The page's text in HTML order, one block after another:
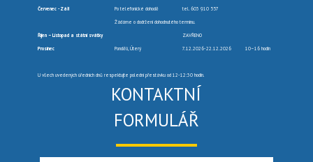
Červenec -Září Po telefonické dohodě tel. 603 910 557
Žádáme o dodržení dohodnutého termínu.
Říjen – Listopad a státní svátky ZAVŘENO
Prosinec Pondělí, Úterý 7.12.2026-22.12.2026 10–16 hodin
U všech uvedených úředních dnů respektujte polední přestávku od 12-12:30 hodin.
KONTAKTNÍ
FORMULÁŘ